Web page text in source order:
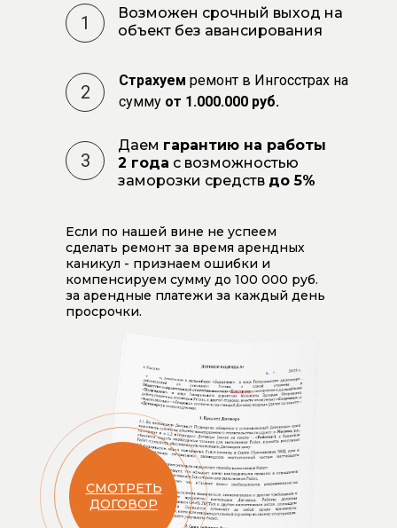
Если по нашей вине не успеем
сделать ремонт за время арендных
каникул - признаем ошибки и
компенсируем сумму до 100 000 руб.
за арендные платежи за каждый день
просрочки.
Страхуем ремонт в Ингосстрах на
сумму от 1.000.000 руб.
2
Даем гарантию на работы
2 года с возможностью
заморозки средств до 5%
3
СМОТРЕТЬ
ДОГОВОР
1
Возможен срочный выход на
объект без авансирования